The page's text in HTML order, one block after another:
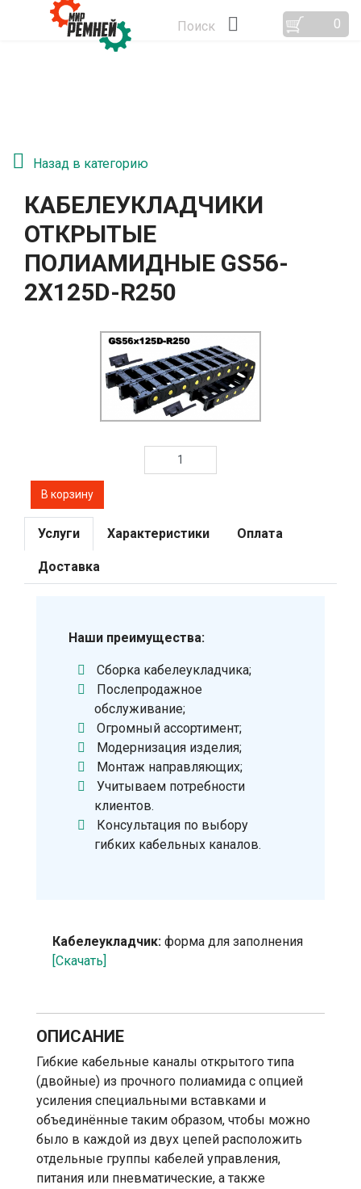
Поиск 0
Назад в категорию
КАБЕЛЕУКЛАДЧИКИ
ОТКРЫТЫЕ
ПОЛИАМИДНЫЕ GS56-
2Х125D-R250
Услуги Характеристики Оплата
Доставка
Наши преимущества:
Сборка кабелеукладчика;
Послепродажное
обслуживание;
Огромный ассортимент;
Модернизация изделия;
Монтаж направляющих;
Учитываем потребности
клиентов.
Консультация по выбору
гибких кабельных каналов.
Кабелеукладчик: форма для заполнения
[Скачать]
ОПИСАНИЕ
Гибкие кабельные каналы открытого типа
(двойные) из прочного полиамида с опцией
усиления специальными вставками и
объединённые таким образом, чтобы можно
было в каждой из двух цепей расположить
отдельные группы кабелей управления,
питания или пневматические, а также